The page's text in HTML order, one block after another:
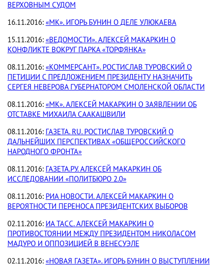
ВЕРХОВНЫМ СУДОМ
16.11.2016: «МК». ИГОРЬ БУНИН О ДЕЛЕ УЛЮКАЕВА
15.11.2016: «ВЕДОМОСТИ». АЛЕКСЕЙ МАКАРКИН О
КОНФЛИКТЕ ВОКРУГ ПАРКА «ТОРФЯНКА»
08.11.2016: «КОММЕРСАНТ». РОСТИСЛАВ ТУРОВСКИЙ О
ПЕТИЦИИ С ПРЕДЛОЖЕНИЕМ ПРЕЗИДЕНТУ НАЗНАЧИТЬ
СЕРГЕЯ НЕВЕРОВА ГУБЕРНАТОРОМ СМОЛЕНСКОЙ ОБЛАСТИ
08.11.2016: «МК». АЛЕКСЕЙ МАКАРКИН О ЗАЯВЛЕНИИ ОБ
ОТСТАВКЕ МИХАИЛА СААКАШВИЛИ
08.11.2016: ГАЗЕТА. RU. РОСТИСЛАВ ТУРОВСКИЙ О
ДАЛЬНЕЙШИХ ПЕРСПЕКТИВАХ «ОБЩЕРОССИЙСКОГО
НАРОДНОГО ФРОНТА»
08.11.2016: ГАЗЕТА.РУ. АЛЕКСЕЙ МАКАРКИН ОБ
ИССЛЕДОВАНИИ «ПОЛИТБЮРО 2.0»
08.11.2016: РИА НОВОСТИ. АЛЕКСЕЙ МАКАРКИН О
ВЕРОЯТНОСТИ ПЕРЕНОСА ПРЕЗИДЕНТСКИХ ВЫБОРОВ
02.11.2016: ИА ТАСС. АЛЕКСЕЙ МАКАРКИН О
ПРОТИВОСТОЯНИИ МЕЖДУ ПРЕЗИДЕНТОМ НИКОЛАСОМ
МАДУРО И ОППОЗИЦИЕЙ В ВЕНЕСУЭЛЕ
02.11.2016: «НОВАЯ ГАЗЕТА». ИГОРЬ БУНИН О ВЫСТУПЛЕНИИ